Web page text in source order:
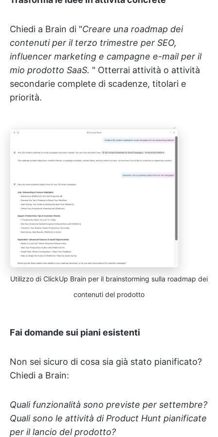
Chiedi a Brain di "Creare una roadmap dei
contenuti per il terzo trimestre per SEO,
influencer marketing e campagne e-mail per il
mio prodotto SaaS. " Otterrai attività o attività
secondarie complete di scadenze, titolari e
priorità.
Utilizzo di ClickUp Brain per il brainstorming sulla roadmap dei
contenuti del prodotto
Fai domande sui piani esistenti
Non sei sicuro di cosa sia già stato pianificato?
Chiedi a Brain:
Quali funzionalità sono previste per settembre?
Quali sono le attività di Product Hunt pianificate
per il lancio del prodotto?